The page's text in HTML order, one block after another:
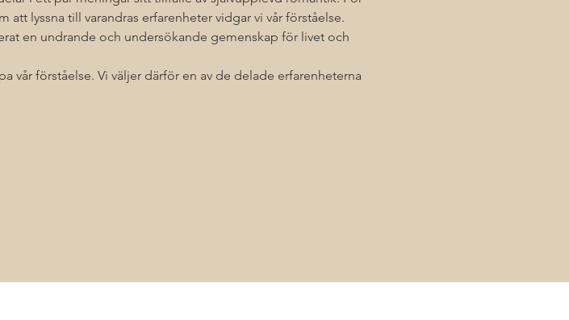
lyssna till varandras erfarenheter vidgar vi vår förståelse.
en undrande och undersökande gemenskap för livet och
vår förståelse. Vi väljer därför en av de delade erfarenheterna